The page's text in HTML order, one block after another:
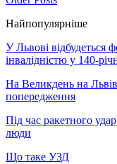
Найпопулярніше
У Львові відбудеться
інвалідністю у 140-
На Великдень на
попередження
Під час ракетного
люди
Що таке УЗД